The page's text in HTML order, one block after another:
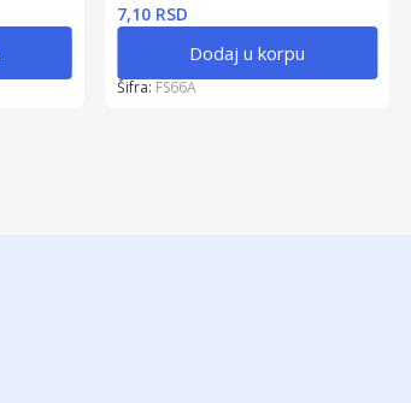
7,10 RSD
Dodaj u korpu
Šifra: FS66A